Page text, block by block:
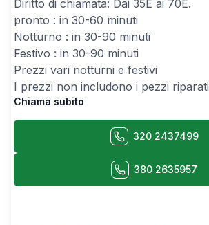
Diritto di chiamata: Dai 35E ai 70E.
pronto : in 30-60 minuti
Notturno : in 30-90 minuti
Festivo : in 30-90 minuti
Prezzi vari notturni e festivi
I prezzi non includono i pezzi riparati
Chiama subito
320 2437499
380 2635957